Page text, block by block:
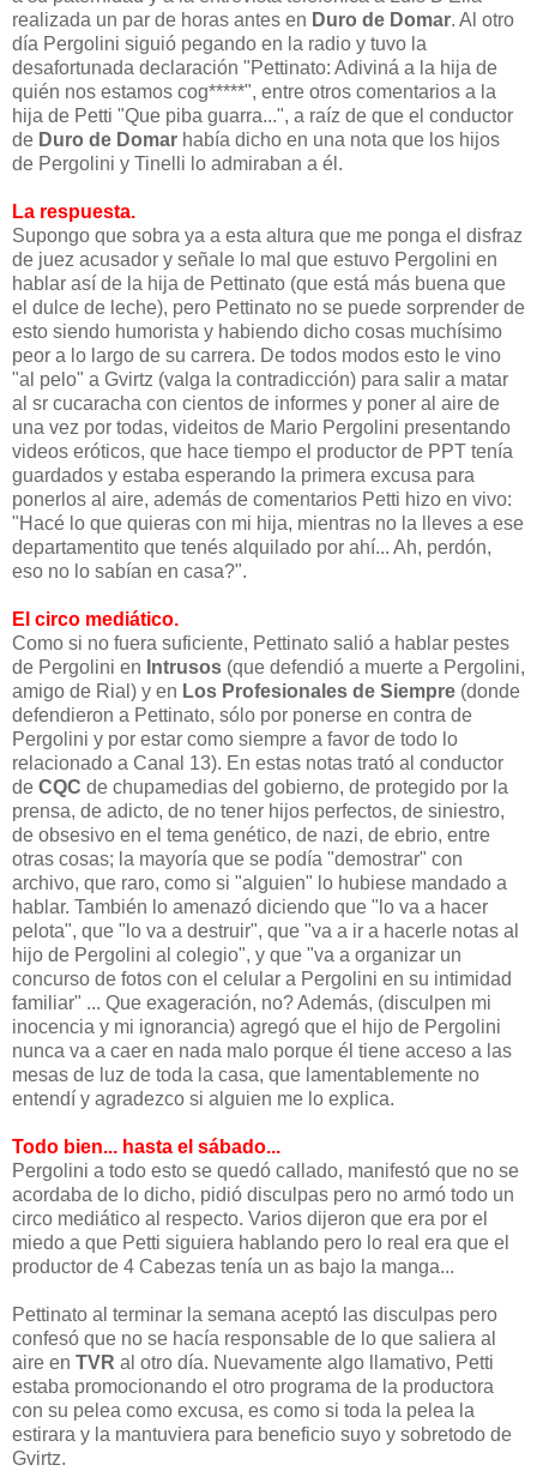
realizada un par de horas antes en Duro de Domar. Al otro
día Pergolini siguió pegando en la radio y tuvo la
desafortunada declaración "Pettinato: Adiviná a la hija de
quién nos estamos cog*****", entre otros comentarios a la
hija de Petti "Que piba guarra...", a raíz de que el conductor
de Duro de Domar había dicho en una nota que los hijos
de Pergolini y Tinelli lo admiraban a él.
La respuesta.
Supongo que sobra ya a esta altura que me ponga el disfraz
de juez acusador y señale lo mal que estuvo Pergolini en
hablar así de la hija de Pettinato (que está más buena que
el dulce de leche), pero Pettinato no se puede sorprender de
esto siendo humorista y habiendo dicho cosas muchísimo
peor a lo largo de su carrera. De todos modos esto le vino
"al pelo" a Gvirtz (valga la contradicción) para salir a matar
al sr cucaracha con cientos de informes y poner al aire de
una vez por todas, videitos de Mario Pergolini presentando
videos eróticos, que hace tiempo el productor de PPT tenía
guardados y estaba esperando la primera excusa para
ponerlos al aire, además de comentarios Petti hizo en vivo:
"Hacé lo que quieras con mi hija, mientras no la lleves a ese
departamentito que tenés alquilado por ahí... Ah, perdón,
eso no lo sabían en casa?".
El circo mediático.
Como si no fuera suficiente, Pettinato salió a hablar pestes
de Pergolini en Intrusos (que defendió a muerte a Pergolini,
amigo de Rial) y en Los Profesionales de Siempre (donde
defendieron a Pettinato, sólo por ponerse en contra de
Pergolini y por estar como siempre a favor de todo lo
relacionado a Canal 13). En estas notas trató al conductor
de CQC de chupamedias del gobierno, de protegido por la
prensa, de adicto, de no tener hijos perfectos, de siniestro,
de obsesivo en el tema genético, de nazi, de ebrio, entre
otras cosas; la mayoría que se podía "demostrar" con
archivo, que raro, como si "alguien" lo hubiese mandado a
hablar. También lo amenazó diciendo que "lo va a hacer
pelota", que "lo va a destruir", que "va a ir a hacerle notas al
hijo de Pergolini al colegio", y que "va a organizar un
concurso de fotos con el celular a Pergolini en su intimidad
familiar" ... Que exageración, no? Además, (disculpen mi
inocencia y mi ignorancia) agregó que el hijo de Pergolini
nunca va a caer en nada malo porque él tiene acceso a las
mesas de luz de toda la casa, que lamentablemente no
entendí y agradezco si alguien me lo explica.
Todo bien... hasta el sábado...
Pergolini a todo esto se quedó callado, manifestó que no se
acordaba de lo dicho, pidió disculpas pero no armó todo un
circo mediático al respecto. Varios dijeron que era por el
miedo a que Petti siguiera hablando pero lo real era que el
productor de 4 Cabezas tenía un as bajo la manga...
Pettinato al terminar la semana aceptó las disculpas pero
confesó que no se hacía responsable de lo que saliera al
aire en TVR al otro día. Nuevamente algo llamativo, Petti
estaba promocionando el otro programa de la productora
con su pelea como excusa, es como si toda la pelea la
estirara y la mantuviera para beneficio suyo y sobretodo de
Gvirtz.